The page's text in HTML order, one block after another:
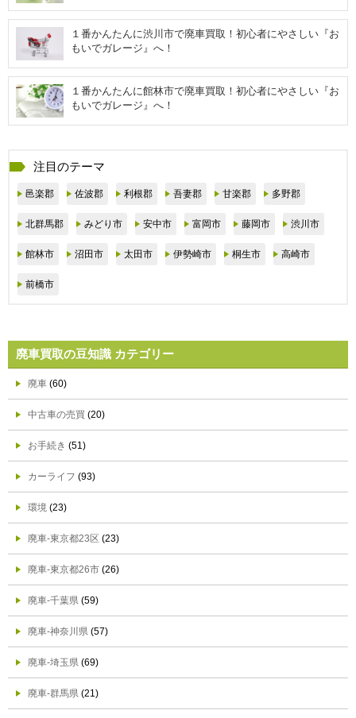
１番かんたんに渋川市で廃車買取！初心者にやさしい『お
もいでガレージ』へ！
１番かんたんに館林市で廃車買取！初心者にやさしい『お
もいでガレージ』へ！
注目のテーマ
邑楽郡 佐波郡 利根郡 吾妻郡 甘楽郡 多野郡
北群馬郡 みどり市 安中市 富岡市 藤岡市 渋川市
館林市 沼田市 太田市 伊勢崎市 桐生市 高崎市
前橋市
廃車買取の豆知識 カテゴリー
廃車 (60)
中古車の売買 (20)
お手続き (51)
カーライフ (93)
環境 (23)
廃車-東京都23区 (23)
廃車-東京都26市 (26)
廃車-千葉県 (59)
廃車-神奈川県 (57)
廃車-埼玉県 (69)
廃車-群馬県 (21)